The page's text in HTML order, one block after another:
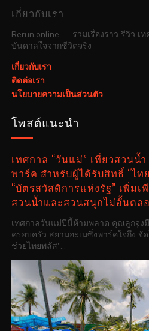
เกี่ยวกับเรา
Rerun.online — รวมเรื่องราว รีวิว เ
บันดาลใจจากชีวิตจริง
เกี่ยวกับเรา
ติดต่อเรา
นโยบายความเป็นส่วนตัว
โพสต์แนะนำ
เทศกาล “วันแม่” เที่ยวสวนน้
พาร์ค สำหรับผู้ได้รับสิทธิ์ “ไ
“บัตรสวัสดิการแห่งรัฐ” เพิ่มเ
สวนน้ำและสวนสนุกไม่อั้นตล
เทศกาลวันแม่ปีนี้ห้ามพลาด คุณลูกจูง
ครอบครัว สยามอะเมซิ่งพาร์คใจถึง จั
ช่วยไทยพลัส”...